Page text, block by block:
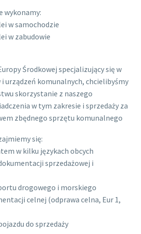
wykonamy:
w samochodzie
w zabudowie
Środkowej specjalizujący się w
urządzeń komunalnych, chcielibyśmy
skorzystanie z naszego
w tym zakresie i sprzedaży za
zbędnego sprzętu komunalnego
się:
w kilku językach obcych
sprzedażowej i
drogowego i morskiego
celnej (odprawa celna, Eur 1,
do sprzedaży